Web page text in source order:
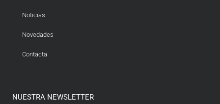
Noticias
Novedades
Contacta
NUESTRA NEWSLETTER